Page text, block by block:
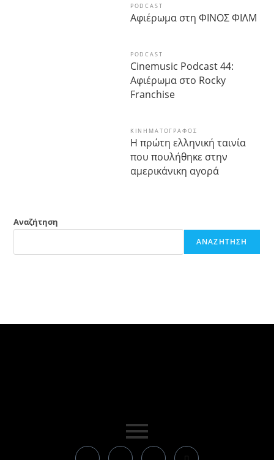
PODCAST
Αφιέρωμα στη ΦΙΝΟΣ ΦΙΛΜ
PODCAST
Cinemusic Podcast 44:
Αφιέρωμα στο Rocky
Franchise
ΚΙΝΗΜΑΤΟΓΡΆΦΟΣ
Η πρώτη ελληνική ταινία
που πουλήθηκε στην
αμερικάνικη αγορά
Αναζήτηση
ΑΝΑΖΉΤΗΣΗ